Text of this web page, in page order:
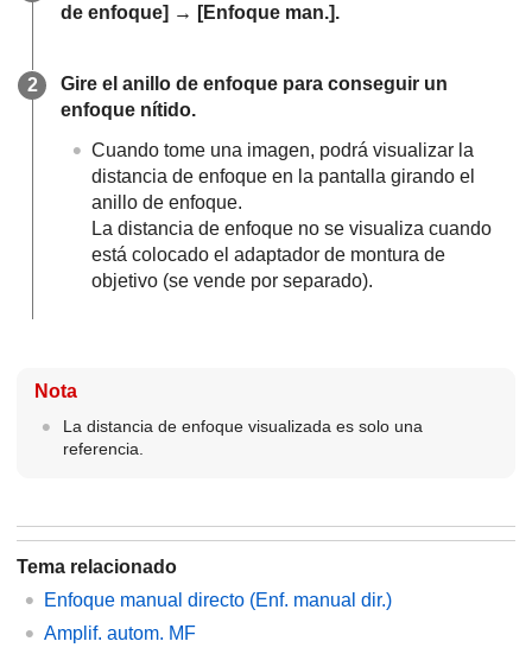
de enfoque] → [Enfoque man.].
Gire el anillo de enfoque para conseguir un
enfoque nítido.
Cuando tome una imagen, podrá visualizar la
distancia de enfoque en la pantalla girando el
anillo de enfoque.
La distancia de enfoque no se visualiza cuando
está colocado el adaptador de montura de
objetivo (se vende por separado).
Nota
La distancia de enfoque visualizada es solo una
referencia.
Tema relacionado
Enfoque manual directo (Enf. manual dir.)
Amplif. autom. MF